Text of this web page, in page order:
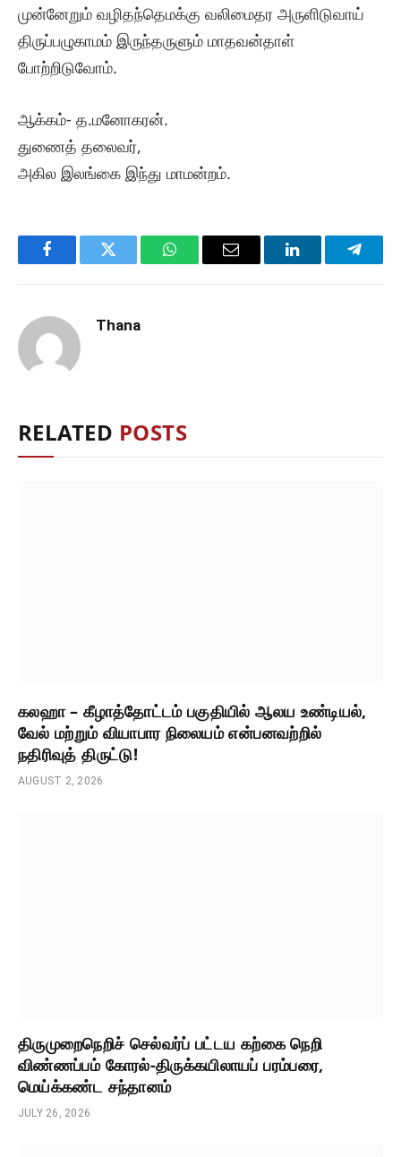
முன்னேறும் வழிதந்தெமக்கு வலிமைதர அருளிடுவாய்
திருப்பழுகாமம் இருந்தருளும் மாதவன்தாள்
போற்றிடுவோம்.
ஆக்கம்- த.மனோகரன்.
துணைத் தலைவர்,
அகில இலங்கை இந்து மாமன்றம்.
FacebookTwitter WhatsAppEmail LinkedIn
Thana
RELATED POSTS
கலஹா – கீழாத்தோட்டம் பகுதியில் ஆலய உண்டியல்,
வேல் மற்றும் வியாபார நிலையம் என்பனவற்றில்
நதிரிவுத் திருட்டு!
AUGUST 2, 2026
திருமுறைநெறிச் செல்வர்ப் பட்டய கற்கை நெறி
விண்ணப்பம் கோரல்-திருக்கயிலாயப் பரம்பரை,
மெய்க்கண்ட சந்தானம்
JULY 26, 2026